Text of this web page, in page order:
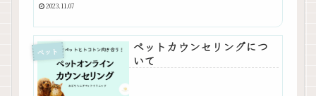
2023.11.07
ペット
ペットカウンセリングにつ
いて